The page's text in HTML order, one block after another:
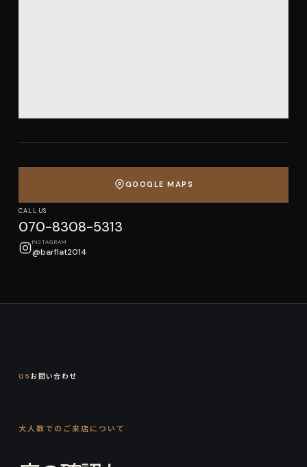
GOOGLE MAPS
CALL US
070-8308-5313
INSTAGRAM
@barflat2014
05 お問い合わせ
大人数でのご来店について